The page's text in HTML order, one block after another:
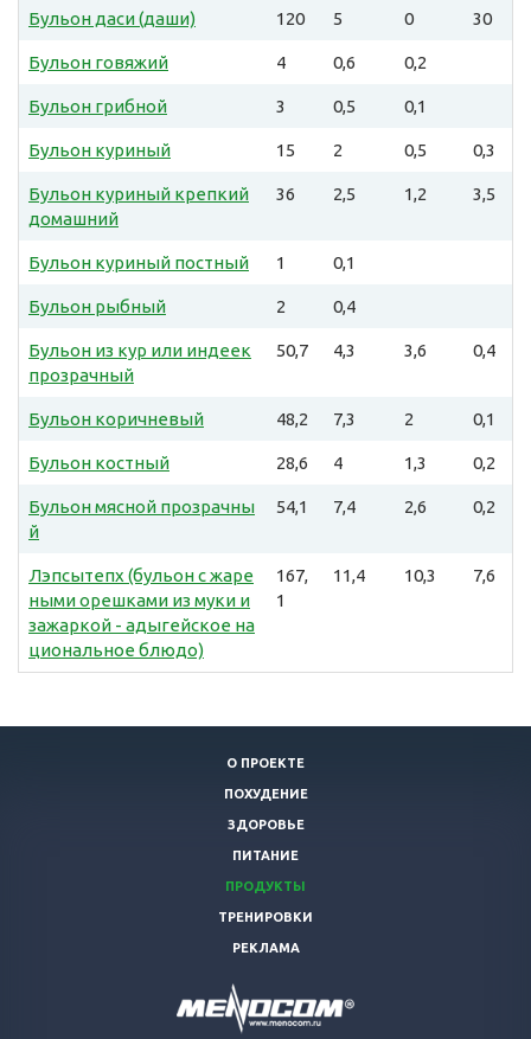
Бульон даси (даши) 120 5 0 30
Бульон говяжий 4 0,6 0,2
Бульон грибной 3 0,5 0,1
Бульон куриный 15 2 0,5 0,3
Бульон куриный крепкий
домашний
36 2,5 1,2 3,5
Бульон куриный постный 1 0,1
Бульон рыбный 2 0,4
Бульон из кур или индеек
прозрачный
50,7 4,3 3,6 0,4
Бульон коричневый 48,2 7,3 2 0,1
Бульон костный 28,6 4 1,3 0,2
Бульон мясной прозрачны
й
54,1 7,4 2,6 0,2
Лэпсытепх (бульон с жаре
ными орешками из муки и
зажаркой - адыгейское на
циональное блюдо)
167,
1
11,4 10,3 7,6
О ПРОЕКТЕ
ПОХУДЕНИЕ
ЗДОРОВЬЕ
ПИТАНИЕ
ПРОДУКТЫ
ТРЕНИРОВКИ
РЕКЛАМА